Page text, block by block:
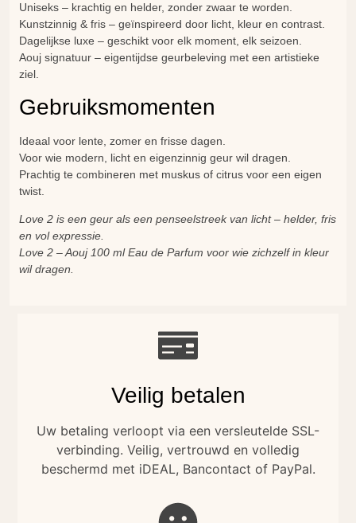
Uniseks – krachtig en helder, zonder zwaar te worden.
Kunstzinnig & fris – geïnspireerd door licht, kleur en contrast.
Dagelijkse luxe – geschikt voor elk moment, elk seizoen.
Aouj signatuur – eigentijdse geurbeleving met een artistieke
ziel.
Gebruiksmomenten
Ideaal voor lente, zomer en frisse dagen.
Voor wie modern, licht en eigenzinnig geur wil dragen.
Prachtig te combineren met muskus of citrus voor een eigen
twist.
Love 2 is een geur als een penseelstreek van licht – helder, fris
en vol expressie.
Love 2 – Aouj 100 ml Eau de Parfum voor wie zichzelf in kleur
wil dragen.
Veilig betalen
Uw betaling verloopt via een versleutelde SSL-
verbinding. Veilig, vertrouwd en volledig
beschermd met iDEAL, Bancontact of PayPal.